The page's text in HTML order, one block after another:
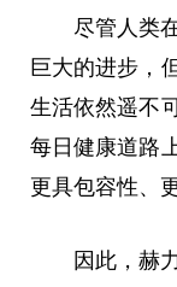
尽管人类
巨大的进步，
生活依然遥不
每日健康道路
更具包容性、
因此，赫